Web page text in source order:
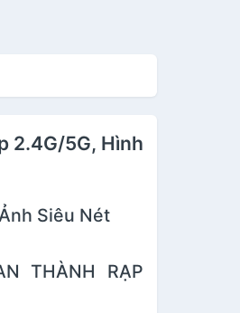
2.4G/5G, Hình
Siêu Nét
THÀNH RẠP